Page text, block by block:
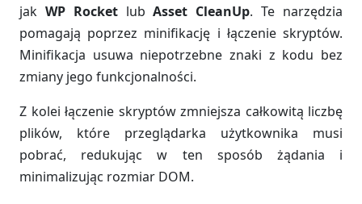
jak WP RocketlubAsset CleanUp. Te narzędzia
pomagają poprzez minifikację i łączenie skryptów.
Minifikacja usuwa niepotrzebne znaki z kodu bez
zmiany jego funkcjonalności.
Z kolei łączenie skryptów zmniejsza całkowitą liczbę
plików, które przeglądarka użytkownika musi
pobrać, redukując w ten sposób żądania i
minimalizując rozmiar DOM.